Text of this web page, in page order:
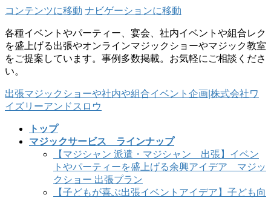
コンテンツに移動 ナビゲーションに移動
各種イベントやパーティー、宴会、社内イベントや組合レク
を盛上げる出張やオンラインマジックショーやマジック教室
をご提案しています。事例多数掲載。お気軽にご相談くださ
い。
出張マジックショーや社内や組合イベント企画|株式会社ワ
イズリーアンドスロウ
トップ
マジックサービス ラインナップ
【マジシャン 派遣・マジシャン 出張】イベン
トやパーティーを盛上げる余興アイデア マジッ
クショー 出張プラン
【子どもが喜ぶ出張イベントアイデア】子ども向